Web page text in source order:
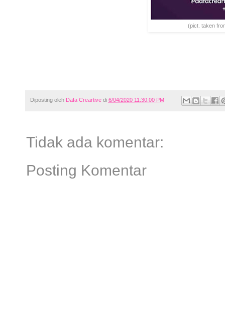
(pict. taken
Diposting oleh Dafa Creartive di 6/04/2020 11:30:00 PM
Tidak ada komentar:
Posting Komentar